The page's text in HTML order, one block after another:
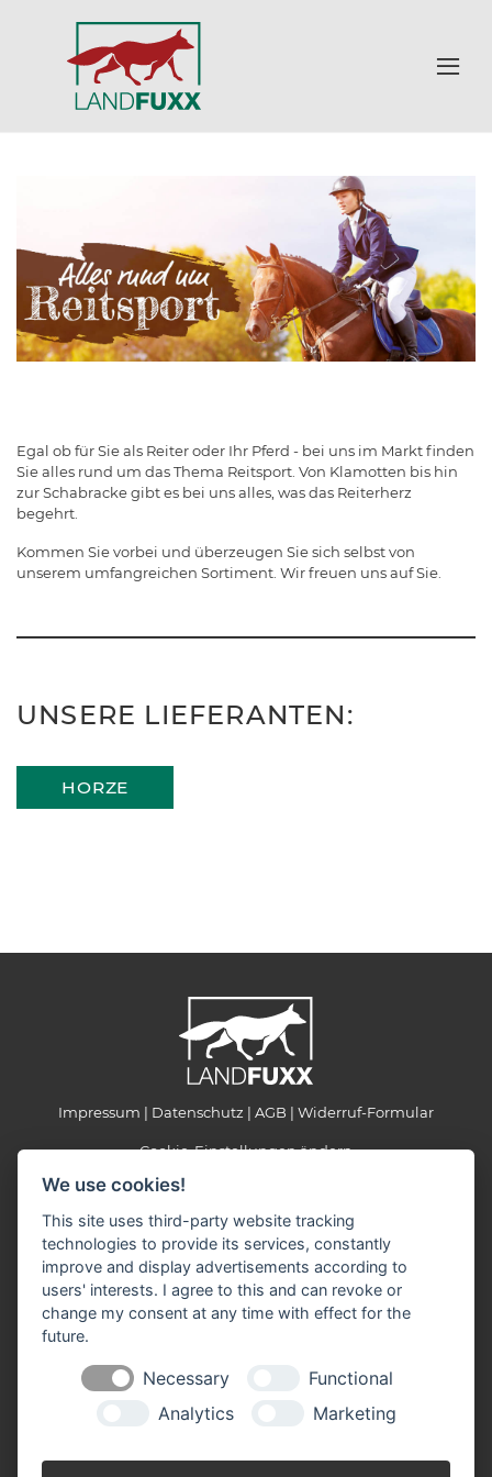
Egal ob für Sie als Reiter oder Ihr Pferd - bei uns im Markt finden
Sie alles rund um das Thema Reitsport. Von Klamotten bis hin
zur Schabracke gibt es bei uns alles, was das Reiterherz
begehrt.
Kommen Sie vorbei und überzeugen Sie sich selbst von
unserem umfangreichen Sortiment. Wir freuen uns auf Sie.
UNSERE LIEFERANTEN:
HORZE
Impressum Datenschutz AGB Widerruf-Formular
Cookie-Einstellungen ändern
Abteistraße 28
94078 Freyung
Telefon: +49 8551 9176934
Telefax: +49 8551 9176935
Montag - Freitag: 8:00 - 18:00 Uhr
Samstag: 8:00 - 16:00 Uhr
Wir sind Partner der:
We use cookies!
This site uses third-party website tracking
technologies to provide its services, constantly
improve and display advertisements according to
users' interests. I agree to this and can revoke or
change my consent at any time with effect for the
future.
Necessary
Functional
Analytics
Marketing